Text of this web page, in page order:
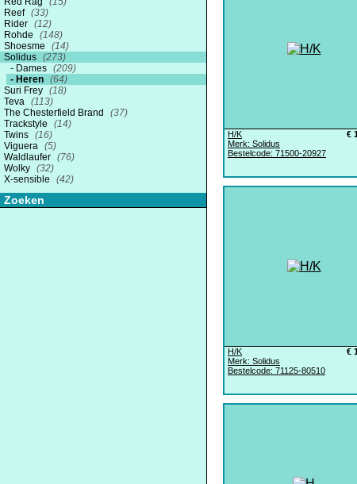
Reef (33)
Rider (12)
Rohde
(148)
Shoesme
(14)
Solidus (273)
Dames (209)
Heren (64)
Suri Frey (18)
Teva (113)
The Chesterfield Brand
(37)
Trackstyle
(14)
Twins (16)
Viguera (5)
Waldlaufer (76)
Wolky (32)
X-sensible
(42)
Zoeken
€
H/K
Merk: Solidus
Bestelcode: 71500-20927
€
H/K
Merk: Solidus
Bestelcode: 71125-80510